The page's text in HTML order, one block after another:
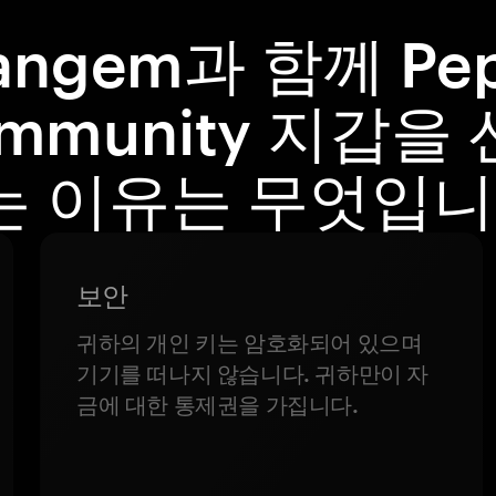
과 함께
지갑을
이유는 무엇입
보안
귀하의 개인 키는 암호화되어 있으며
기기를 떠나지 않습니다. 귀하만이 자
금에 대한 통제권을 가집니다.